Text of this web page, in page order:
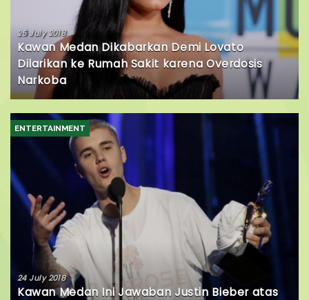
25 July 2018
Kawan Medan Dikabarkan Demi Lovato
Dilarikan ke Rumah Sakit karena Overdosis
Narkoba
ENTERTAINMENT
24 July 2018
Kawan Medan Ini Jawaban Justin Bieber atas